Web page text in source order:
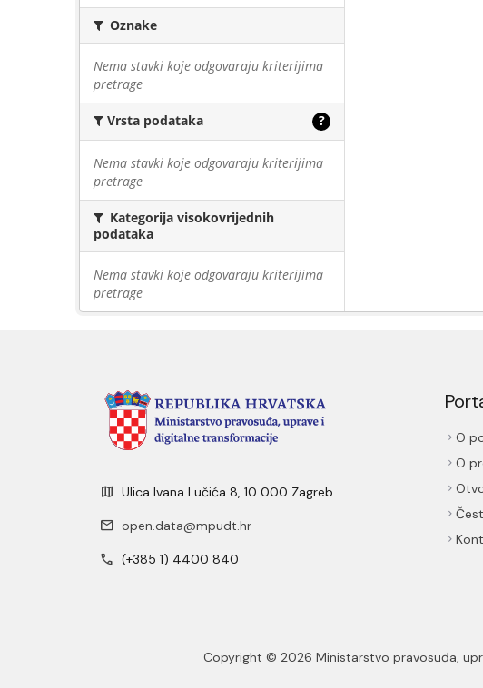
Oznake
Nema stavki koje odgovaraju kriterijima
pretrage
Vrsta podataka ?
Nema stavki koje odgovaraju kriterijima
pretrage
Kategorija visokovrijednih
podataka
Nema stavki koje odgovaraju kriterijima
pretrage